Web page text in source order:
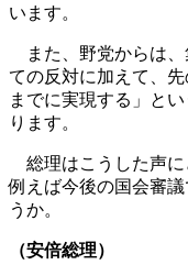
います。
また、野党からは、
ての反対に加えて、
までに実現する」と
ります。
総理はこうした声に
例えば今後の国会審
うか。
（安倍総理）